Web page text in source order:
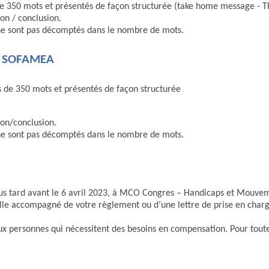
350 mots et présentés de façon structurée (take home message -
/ conclusion.
pas décomptés dans le nombre de mots.
de 350 mots et présentés de façon structurée
conclusion.
pas décomptés dans le nombre de mots.
tard avant le 6 avril 2023, à MCO Congres – Handicaps et
accompagné de votre règlement ou d’une lettre de prise en
personnes qui nécessitent des besoins en compensation. Pour